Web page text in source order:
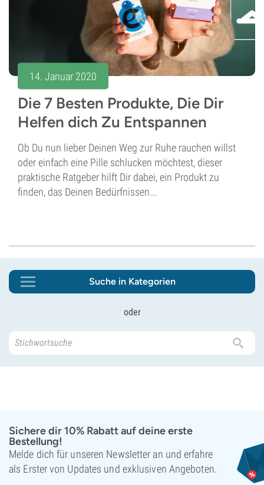
14. Januar 2020
Die 7 Besten Produkte, Die Dir
Helfen dich Zu Entspannen
Ob Du nun lieber Deinen Weg zur Ruhe rauchen willst
oder einfach eine Pille schlucken möchtest, dieser
praktische Ratgeber hilft Dir dabei, ein Produkt zu
finden, das Deinen Bedürfnissen...
Suche in Kategorien
oder
Sichere dir 10% Rabatt auf deine erste
Bestellung!
Melde dich für unseren Newsletter an und erfahre
als Erster von Updates und exklusiven Angeboten.